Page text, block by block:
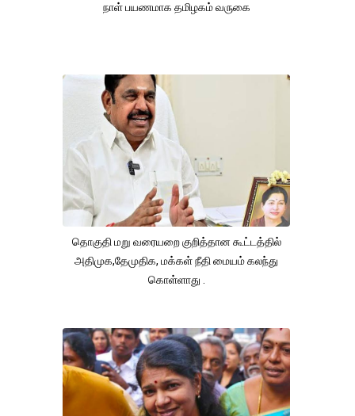
நாள் பயணமாக தமிழகம் வருகை
தொகுதி மறு வரையறை குறித்தான கூட்டத்தில்
அதிமுக,தேமுதிக, மக்கள் நீதி மையம் கலந்து
கொள்ளாது .